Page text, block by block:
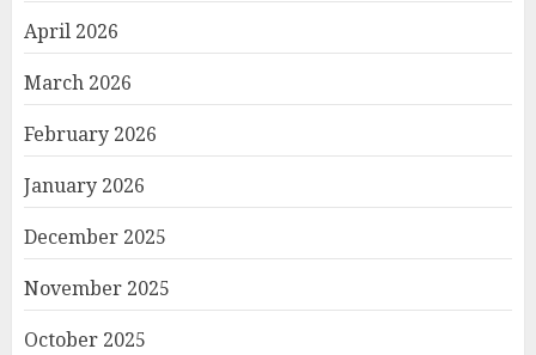
April 2026
March 2026
February 2026
January 2026
December 2025
November 2025
October 2025